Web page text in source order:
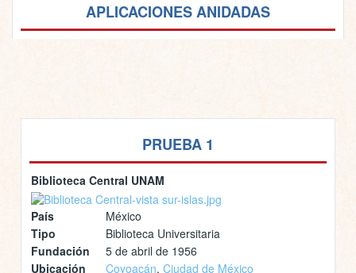
APLICACIONES ANIDADAS
PRUEBA 1
Biblioteca Central UNAM
País
México
Tipo
Biblioteca Universitaria
Fundación
5 de abril de 1956
Ubicación
Coyoacán, Ciudad de México